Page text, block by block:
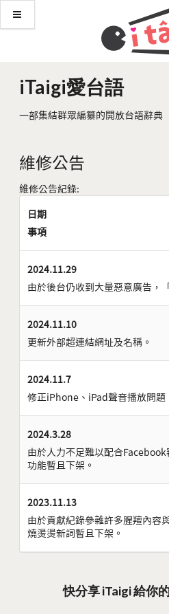
iTaigi愛台語
一部集結群眾編纂的開放台語辭典
維修公告
維修公告紀錄:
日期
事項
2024.11.29
由於後台仍收到大量惡意廣告，
2024.11.10
更新外部超連結網址及名稱。
2024.11.7
修正iPhone、iPad聲音播放問題
2024.3.28
由於人力不足難以配合
功能暫且下架。
2023.11.13
由於貢獻紀錄參雜許多腥羶內容
燒燙燙新詞暫且下架。
快分享 iTaigi 給你